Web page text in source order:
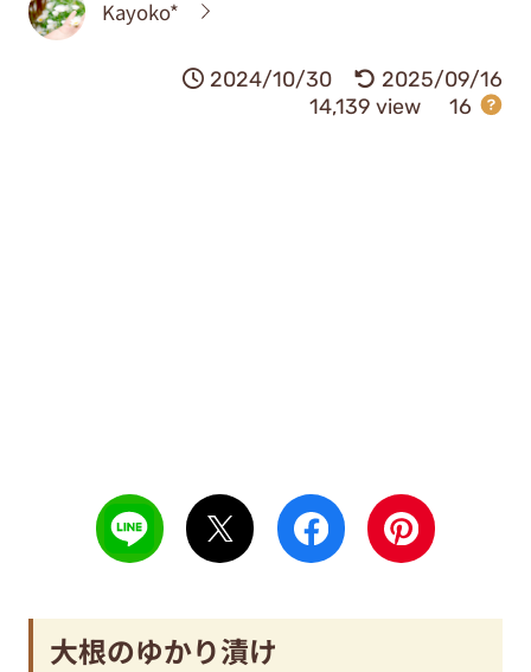
Kayoko*
2024/10/30
2025/09/16
14,139 view
16
大根のゆかり漬け